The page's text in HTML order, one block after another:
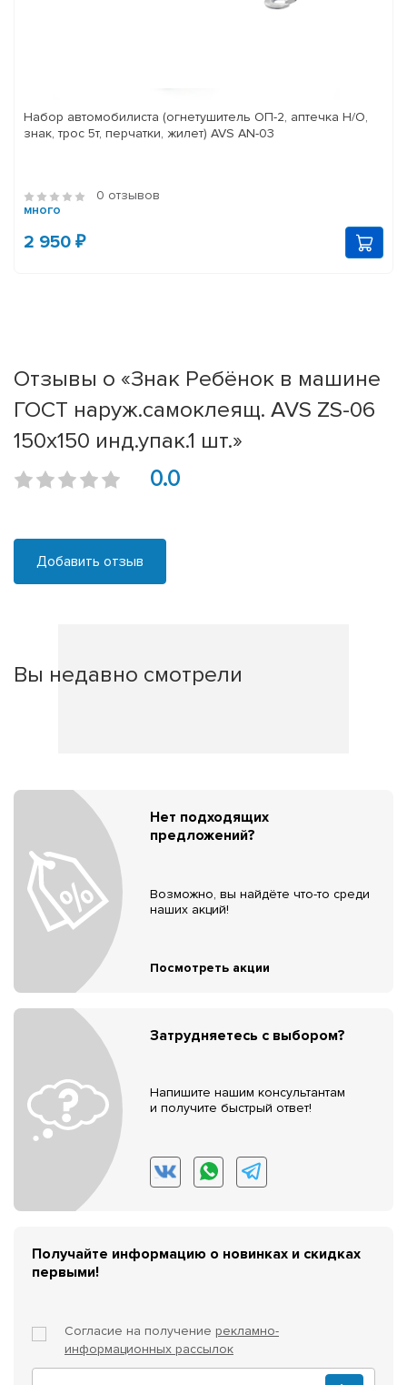
Набор автомобилиста (огнетушитель ОП-2, аптечка Н/О,
знак, трос 5т, перчатки, жилет) AVS AN-03
0 отзывов
много
2 950 ₽
Отзывы о «Знак Ребёнок в машине
ГОСТ наруж.самоклеящ. AVS ZS-06
150x150 инд.упак.1 шт.»
0.0
Добавить отзыв
Вы недавно смотрели
Нет подходящих
предложений?
Возможно, вы найдёте что-то среди
наших акций!
Посмотреть акции
Затрудняетесь с выбором?
Напишите нашим консультантам
и получите быстрый ответ!
Получайте информацию о новинках и скидках
первыми!
Согласие на получение рекламно-
информационных рассылок